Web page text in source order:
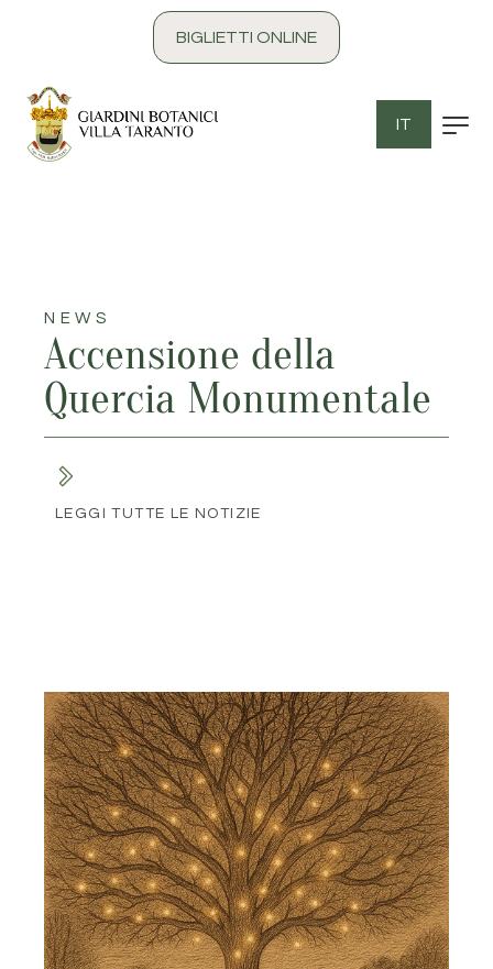
BIGLIETTI ONLINE
IT
NEWS
Accensione della
Quercia Monumentale
LEGGI TUTTE LE NOTIZIE